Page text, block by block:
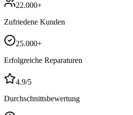
22.000+
Zufriedene Kunden
25.000+
Erfolgreiche Reparaturen
4.9/5
Durchschnittsbewertung